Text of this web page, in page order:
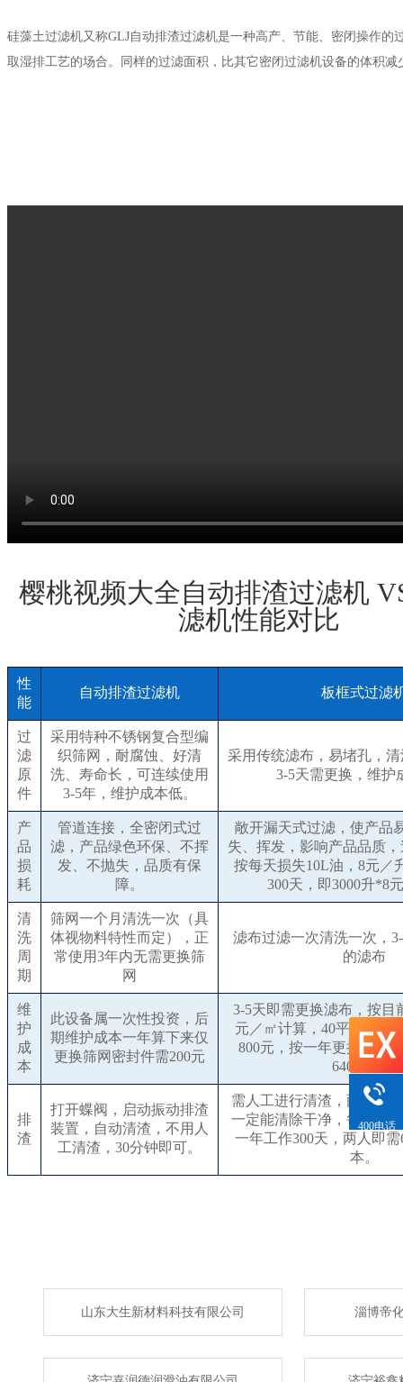
硅藻土过滤机又称GLJ自动排渣过滤机是一种高产、节能、密闭操作
取湿排工艺的场合。同样的过滤面积，比其它密闭过滤机设备的体积
樱桃视频大全自动排渣过滤机
滤机性能对比
性
能
自动排渣过滤机 板框式过滤
过
滤
原
件
采用特种不锈钢复合型编
织筛网，耐腐蚀、好清
洗、寿命长，可连续使用
3-5年，维护成本低。
采用传统滤布，易堵孔，
3-5天需更换，维护
产
品
损
耗
管道连接，全密闭式过
滤，产品绿色环保、不挥
发、不抛失，品质有保
障。
敞开漏天式过滤，使产品
失、挥发，影响产品品质
按每天损失10L油，8元／
300天，即3000升*8
清
洗
周
期
筛网一个月清洗一次（具
体视物料特性而定），正
常使用3年内无需更换筛
网
滤布过滤一次清洗一次，
的滤布
维
护
成
本
此设备属一次性投资，后
期维护成本一年算下来仅
更换筛网密封件需200元
3-5天即需更换滤布，按目
元／㎡计算，40平方过滤
800元，按一年更换80次
64000元。
排
渣
打开蝶阀，启动振动排渣
装置，自动清渣，不用人
工清渣，30分钟即可。
需人工进行清渣，两人全
一定能清除干净，每人按
一年工作300天，两人即
本。
山东大生新材料科技有限公司 淄博帝
400电话